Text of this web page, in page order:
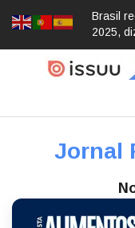
Brasil
2025,
Jornal